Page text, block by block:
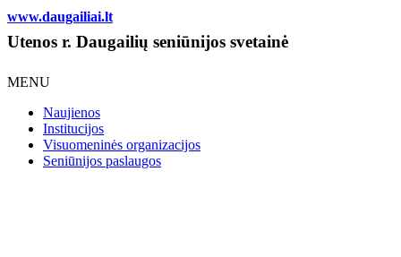
www.daugailiai.lt
Utenos r. Daugailių seniūnijos svetainė
MENU
Naujienos
Institucijos
Visuomeninės organizacijos
Seniūnijos paslaugos